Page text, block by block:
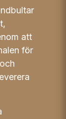
att
för